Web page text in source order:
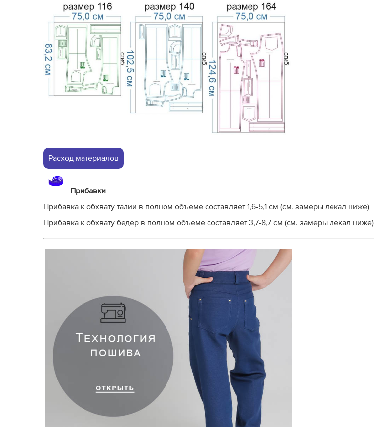
Расход материалов
Прибавки
Прибавка к обхвату талии в полном объеме составляет 1,6-5,1 см (см. замеры лекал ниже)
Прибавка к обхвату бедер в полном объеме составляет 3,7-8,7 см (см. замеры лекал ниже)